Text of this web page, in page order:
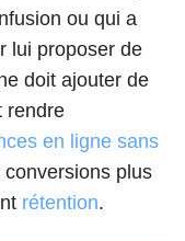
ou qui a
lui proposer de
doit ajouter de
rendre
en ligne sans
plus
rétention.